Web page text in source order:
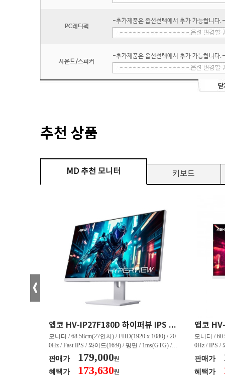
PC레디팩
-추가제품은 옵션선택에서 추가 가능합니다.-
사운드/스피커
-추가제품은 옵션선택에서 추가 가능합니다.-
추천 상품
MD 추천 모니터 키보드
앱코 HV-IP27F180D 하이퍼뷰 IPS FHD 200 HDR 무결점
모니터 / 68.58cm(27인치) / FHD(1920 x 1080) / 20
0Hz / Fast IPS / 와이드(16:9) / 평면 / 1ms(GTG) / 3
50nit / 1,000:1 / 헤드폰 아웃 / LED 조명 / 틸트(상
하) / 6kg / [색상영역] / sRGB:128% / Adobe RGB:8
5% / DCI-P3:91% / NTSC:90% / [게임특화] / 조준
판매가 179,000원
혜택가 173,630원
모니터 /
0Hz / IPS /
50nit /
하) / 4.9kg
80% / DCI-
판매가
혜택가